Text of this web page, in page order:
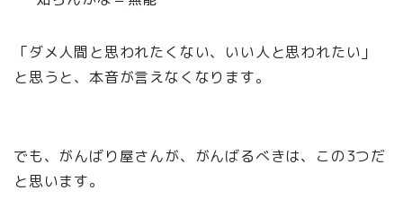
「ダメ人間と思われたくない、いい人と思われたい」
と思うと、本音が言えなくなります。
でも、がんばり屋さんが、がんばるべきは、この3つだ
と思います。